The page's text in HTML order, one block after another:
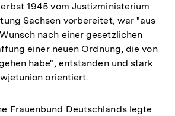
1945 vom Justizministerium
Sachsen vorbereitet, war "aus
nach einer gesetzlichen
einer neuen Ordnung, die von
habe", entstanden und stark
orientiert.
Frauenbund Deutschlands legte